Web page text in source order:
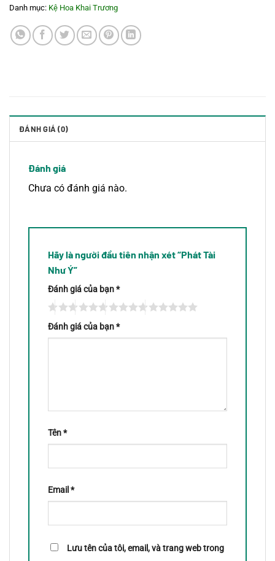
Danh mục: Kệ Hoa Khai Trương
ĐÁNH GIÁ (0)
Đánh giá
Chưa có đánh giá nào.
Hãy là người đầu tiên nhận xét “Phát Tài
Như Ý”
Đánh giá của bạn*
Đánh giá của bạn*
Tên*
Email *
Lưu tên của tôi, email, và trang web trong